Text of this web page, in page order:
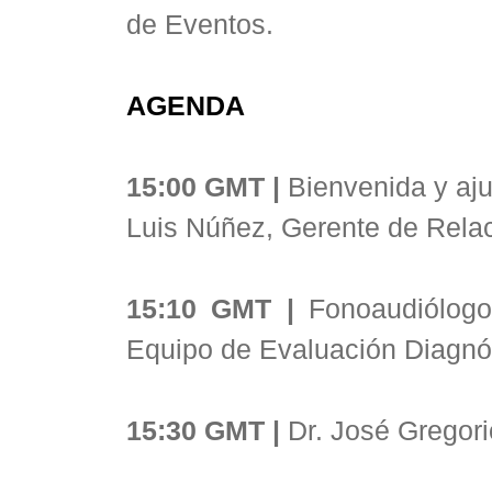
de Eventos.
AGENDA
15:00 GMT | Bienvenida y
Luis Núñez, Gerente de
15:10 GMT |
Equipo de Evaluación
15:30 GMT | Dr. José